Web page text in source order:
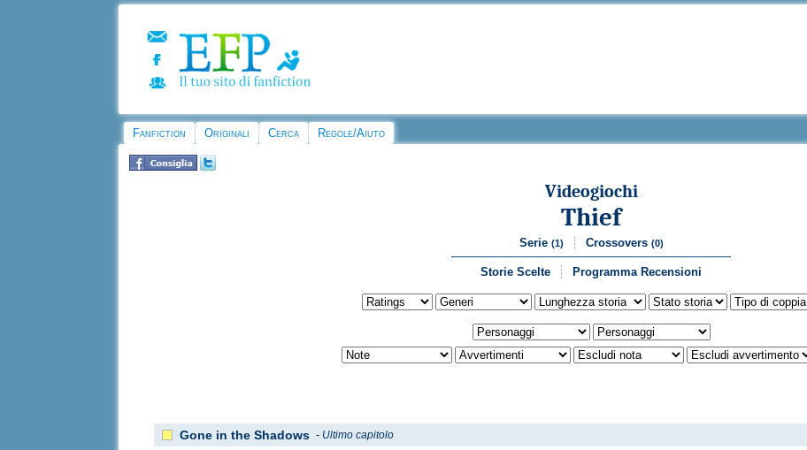
Fanfiction Originali Cerca Regole/Aiuto
Videogiochi
Thief
Serie (1) Crossovers (0)
Storie Scelte Programma Recensioni
Gone in the Shadows - Ultimo capitolo